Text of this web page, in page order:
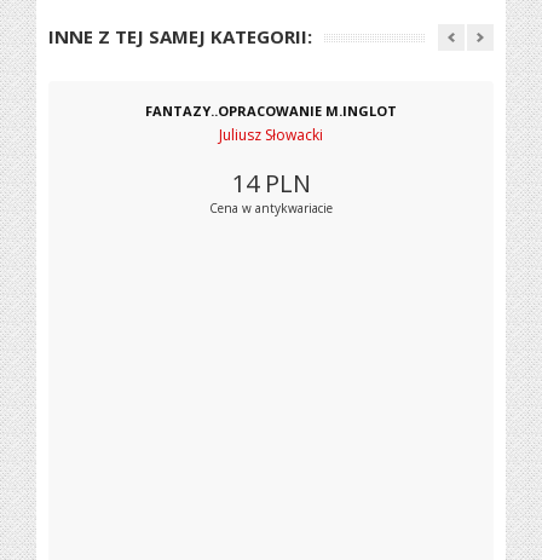
INNE Z TEJ SAMEJ KATEGORII:
FANTAZY..OPRACOWANIE M.INGLOT
Juliusz Słowacki
14 PLN
Cena w antykwariacie